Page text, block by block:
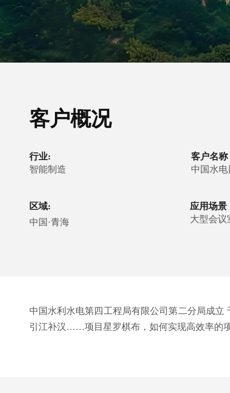
客户概况
行业:
智能制造
区域:
中国·青海
客户名称
中国水
应用场景
大型会议
中国水利水电第四工程局有限公司第二分局成
引江补汉……项目星罗棋布，如何实现高效率的